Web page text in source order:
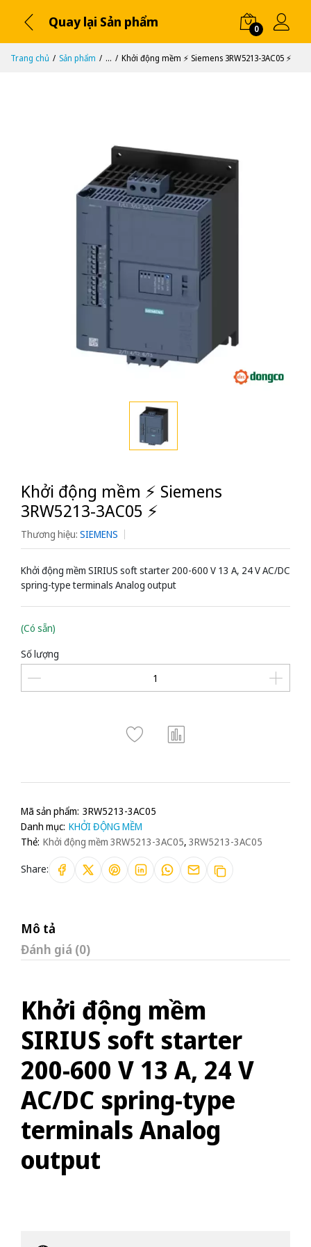
Quay lại Sản phẩm 0
Trang chủ Sản phẩm ... Khởi động mềm ⚡️ Siemens 3RW5213-3AC05 ⚡️
Khởi động mềm ⚡️ Siemens
3RW5213-3AC05 ⚡️
Thương hiệu: SIEMENS
Khởi động mềm SIRIUS soft starter 200-600 V 13 A, 24 V AC/DC
spring-type terminals Analog output
(Có sẵn)
Số lượng
Mã sản phẩm: 3RW5213-3AC05
Danh mục: KHỞI ĐỘNG MỀM
Thẻ: Khởi động mềm 3RW5213-3AC05, 3RW5213-3AC05
Share:
Mô tả
Đánh giá (0)
Khởi động mềm
SIRIUS soft starter
200-600 V 13 A, 24 V
AC/DC spring-type
terminals Analog
output